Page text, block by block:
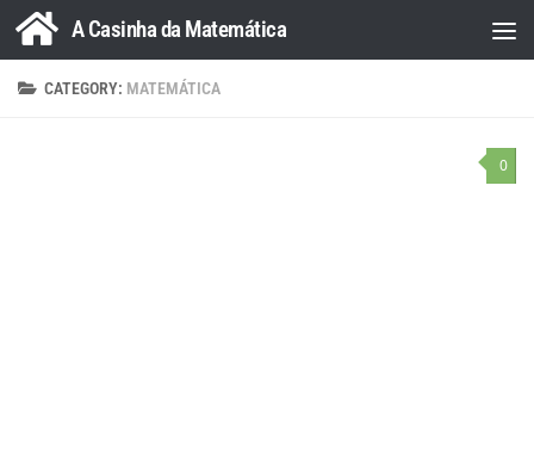
Skip to content
A Casinha da Matemática
CATEGORY: MATEMÁTICA
0